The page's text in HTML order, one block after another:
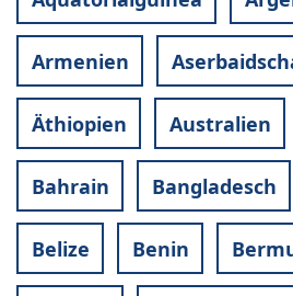
Armenien
Äthiopien Australien
Bahrain Bangladesch
Belize Benin